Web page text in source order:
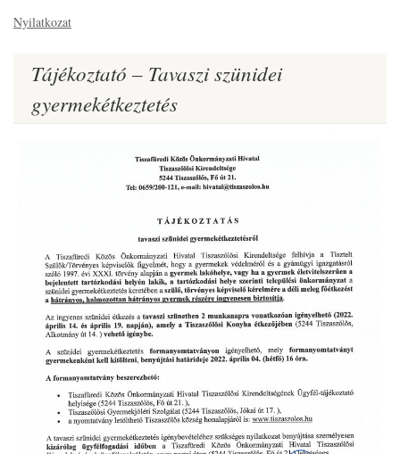
Nyilatkozat
Tájékoztató – Tavaszi szünidei
gyermekétkeztetés